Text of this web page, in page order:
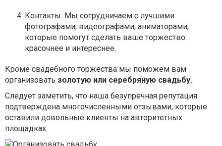
Контакты. Мы сотрудничаем с лучшими
фотографами, видеографами, аниматорами,
которые помогут сделать ваше торжество
красочнее и интереснее.
Кроме свадебного торжества мы поможем вам
организовать золотую или серебряную свадьбу.
Следует заметить, что наша безупречная репутация
подтверждена многочисленными отзывами, которые
оставили довольные клиенты на авторитетных
площадках.